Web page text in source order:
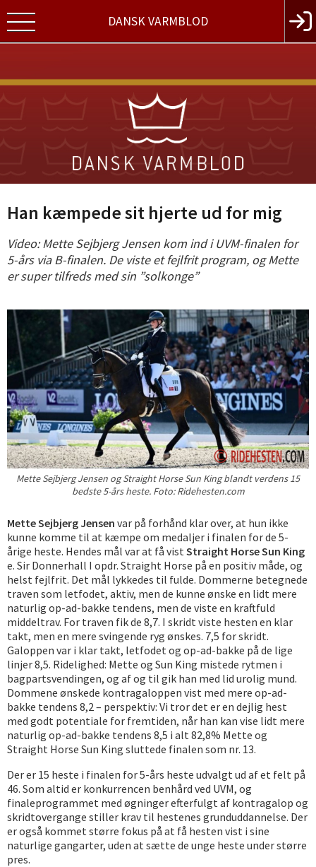
DANSK VARMBLOD
Han kæmpede sit hjerte ud for mig
Video: Mette Sejbjerg Jensen kom ind i UVM-finalen for
5-års via B-finalen. De viste et fejlfrit program, og Mette
er super tilfreds med sin ”solkonge”
Mette Sejbjerg Jensen og Straight Horse Sun King blandt verdens 15
bedste 5-års heste. Foto: Ridehesten.com
Mette Sejbjerg Jensen var på forhånd klar over, at hun ikke
kunne komme til at kæmpe om medaljer i finalen for de 5-
årige heste. Hendes mål var at få vist Straight Horse Sun King
e. Sir Donnerhall I opdr. Straight Horse på en positiv måde, og
helst fejlfrit. Det mål lykkedes til fulde. Dommerne betegnede
traven som letfodet, aktiv, men de kunne ønske en lidt mere
naturlig op-ad-bakke tendens, men de viste en kraftfuld
middeltrav. For traven fik de 8,7. I skridt viste hesten en klar
takt, men en mere svingende ryg ønskes. 7,5 for skridt.
Galoppen var i klar takt, letfodet og op-ad-bakke på de lige
linjer 8,5. Ridelighed: Mette og Sun King mistede rytmen i
bagpartsvendingen, og af og til gik han med lid urolig mund.
Dommene ønskede kontragaloppen vist med mere op-ad-
bakke tendens 8,2 – perspektiv: Vi tror det er en dejlig hest
med godt potentiale for fremtiden, når han kan vise lidt mere
naturlig op-ad-bakke tendens 8,5 i alt 82,8% Mette og
Straight Horse Sun King sluttede finalen som nr. 13.
Der er 15 heste i finalen for 5-års heste udvalgt ud af et felt på
46. Som altid er konkurrencen benhård ved UVM, og
finaleprogrammet med øgninger efterfulgt af kontragalop og
skridtovergange stiller krav til hestenes grunduddannelse. Der
er også kommet større fokus på at få hesten vist i sine
naturlige gangarter, uden at sætte de unge heste under større
pres.